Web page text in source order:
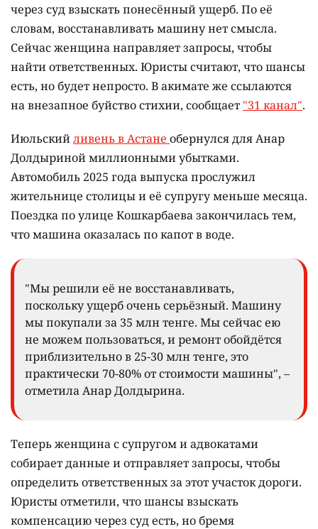
через суд взыскать понесённый ущерб. По её
словам, восстанавливать машину нет смысла.
Сейчас женщина направляет запросы, чтобы
найти ответственных. Юристы считают, что шансы
есть, но будет непросто. В акимате же ссылаются
на внезапное буйство стихии, сообщает "31 канал".
Июльскийливень в Астане обернулся для Анар
Долдыриной миллионными убытками.
Автомобиль 2025 года выпуска прослужил
жительнице столицы и её супругу меньше месяца.
Поездка по улице Кошкарбаева закончилась тем,
что машина оказалась по капот в воде.
"Мы решили её не восстанавливать,
поскольку ущерб очень серьёзный. Машину
мы покупали за 35 млн тенге. Мы сейчас ею
не можем пользоваться, и ремонт обойдётся
приблизительно в 25-30 млн тенге, это
практически 70-80% от стоимости машины", –
отметила Анар Долдырина.
Теперь женщина с супругом и адвокатами
собирает данные и отправляет запросы, чтобы
определить ответственных за этот участок дороги.
Юристы отметили, что шансы взыскать
компенсацию через суд есть, но бремя